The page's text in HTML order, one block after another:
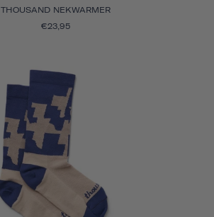
THOUSAND NEKWARMER
€23,95